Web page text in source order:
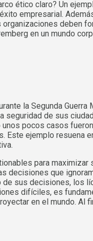
ético claro? Un
empresarial.
deben
en un mundo
la Segunda Guerra
seguridad de sus
pocos casos
Este ejemplo resuena
para maximizar
decisiones que
de sus decisiones, los
difíciles, es
en el mundo. Al